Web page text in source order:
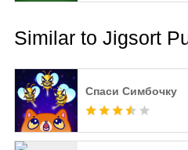
Similar to Jigsort
Спаси Симбочку